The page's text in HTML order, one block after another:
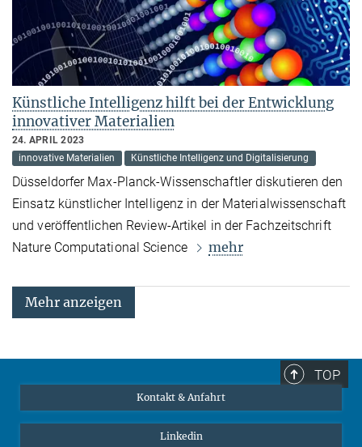
Künstliche Intelligenz hilft bei der Entwicklung
innovativer Materialien
24. APRIL 2023
innovative Materialien
Künstliche Intelligenz und Digitalisierung
Düsseldorfer Max-Planck-Wissenschaftler diskutieren den
Einsatz künstlicher Intelligenz in der Materialwissenschaft
und veröffentlichen Review-Artikel in der Fachzeitschrift
Nature Computational Science
mehr
Mehr anzeigen
TOP
Kontakt & Anfahrt
Linkedin